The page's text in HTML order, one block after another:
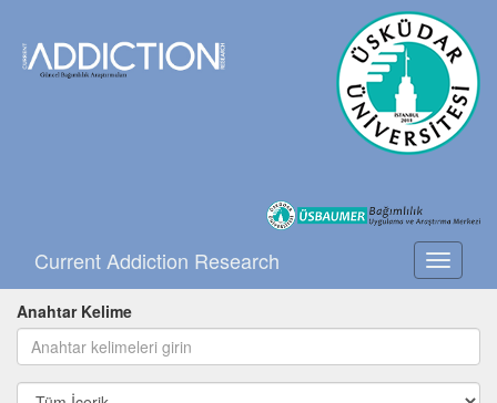
Toggle
Current Addiction Research
Anahtar Kelime